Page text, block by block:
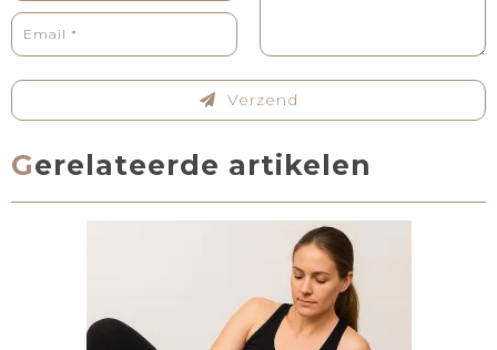
Verzend
Gerelateerde artikelen